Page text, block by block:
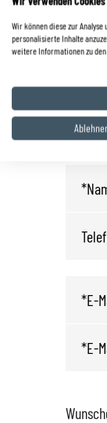
0 68
Wir können diese zur
personalisierte Inhalte
weitere Informationen zu den